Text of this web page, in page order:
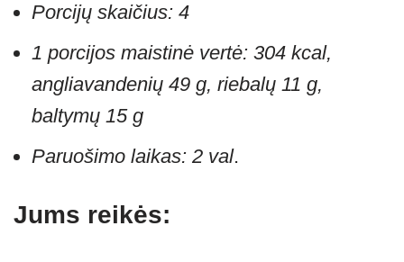
Porcijų skaičius: 4
1 porcijos maistinė vertė: 304 kcal,
angliavandenių 49 g, riebalų 11 g,
baltymų 15 g
Paruošimo laikas: 2 val.
Jums reikės: